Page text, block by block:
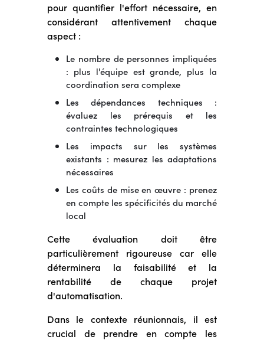
pour quantifier l'effort nécessaire, en
considérant attentivement chaque
aspect :
Le nombre de personnes impliquées
: plus l'équipe est grande, plus la
coordination sera complexe
Les dépendances techniques :
évaluez les prérequis et les
contraintes technologiques
Les impacts sur les systèmes
existants : mesurez les adaptations
nécessaires
Les coûts de mise en œuvre : prenez
en compte les spécificités du marché
local
Cette évaluation doit être
particulièrement rigoureuse car elle
déterminera la faisabilité et la
rentabilité de chaque projet
d'automatisation.
Dans le contexte réunionnais, il est
crucial de prendre en compte les